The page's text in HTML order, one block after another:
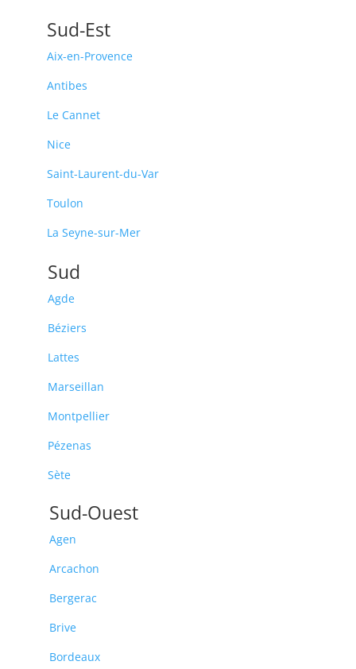
Sud-Est
Aix-en-Provence
Antibes
Le Cannet
Nice
Saint-Laurent-du-Var
Toulon
La Seyne-sur-Mer
Sud
Agde
Béziers
Lattes
Marseillan
Montpellier
Pézenas
Sète
Sud-Ouest
Agen
Arcachon
Bergerac
Brive
Bordeaux